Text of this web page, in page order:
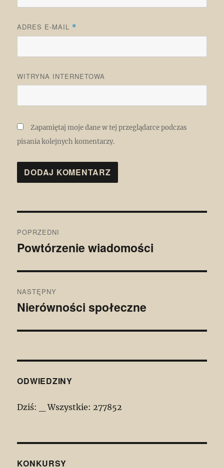
ADRES E-MAIL *
WITRYNA INTERNETOWA
Zapamiętaj moje dane w tej przeglądarce podczas
pisania kolejnych komentarzy.
wpisu
POPRZEDNI
Poprzedni
Powtórzenie wiadomości
NASTĘPNY
Następny
Nierówności społeczne
ODWIEDZINY
Dziś: Wszystkie: 277852
KONKURSY